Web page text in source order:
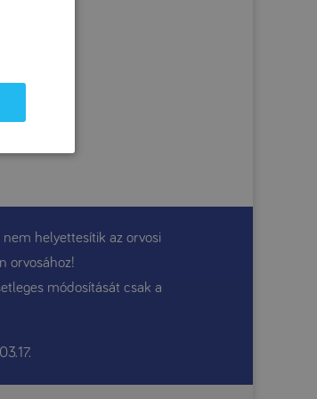
helyettesítik az orvosi
orvosához!
módosítását csak a